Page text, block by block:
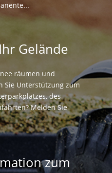
Gelände
räumen und
Sie Unterstützung zum
des
Melden Sie
zum